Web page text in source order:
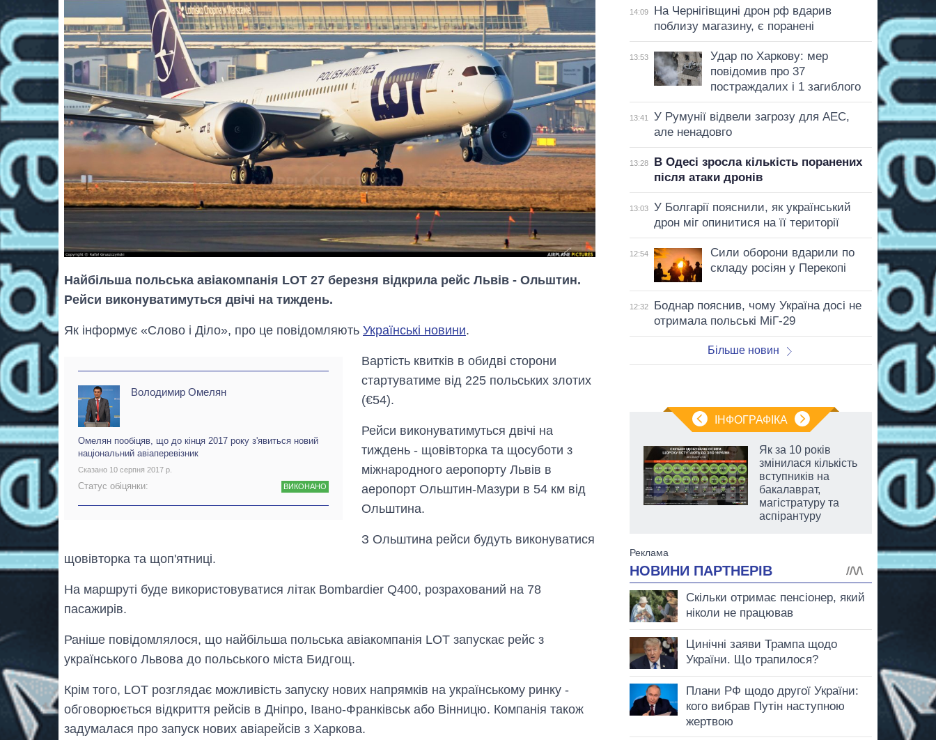
Найбільша польська авіакомпанія LOT 27 березня відкрила рейс Львів - Ольштин.
Рейси виконуватимуться двічі на тиждень.
Як інформує «Слово і Діло», про це повідомляють Українські новини.
Володимир Омелян
Омелян пообіцяв, що до кінця 2017 року з'явиться новий
національний авіаперевізник
Сказано 10 серпня 2017 р.
Статус обіцянки: ВИКОНАНО
Вартість квитків в обидві сторони
стартуватиме від 225 польських злотих
(€54).
Рейси виконуватимуться двічі на
тиждень - щовівторка та щосуботи з
міжнародного аеропорту Львів в
аеропорт Ольштин-Мазури в 54 км від
Ольштина.
З Ольштина рейси будуть виконуватися
щовівторка та щоп'ятниці.
На маршруті буде використовуватися літак Bombardier Q400, розрахований на 78
пасажирів.
Раніше повідомлялося, що найбільша польська авіакомпанія LOT запускає рейс з
українського Львова до польського міста Бидгощ.
Крім того, LOT розглядає можливість запуску нових напрямків на українському ринку -
обговорюється відкриття рейсів в Дніпро, Івано-Франківськ або Вінницю. Компанія також
задумалася про запуск нових авіарейсів з Харкова.
14:09
На Чернігівщині дрон рф вдарив
поблизу магазину, є поранені
13:53
Удар по Харкову: мер
повідомив про 37
постраждалих і 1 загиблого
13:41
У Румунії відвели загрозу для АЕС,
але ненадовго
13:28
В Одесі зросла кількість поранених
після атаки дронів
13:03
У Болгарії пояснили, як український
дрон міг опинитися на її території
12:54
Сили оборони вдарили по
складу росіян у Перекопі
12:32
Боднар пояснив, чому Україна досі не
отримала польські МіГ-29
Більше новин
ІНФОГРАФІКА
Від 1 місяця – до 5
років: хто і як
довго обіймав
посаду керівника
Як за 10 років
змінилася кількість
вступників на
бакалаврат,
магістратуру та
аспірантуру